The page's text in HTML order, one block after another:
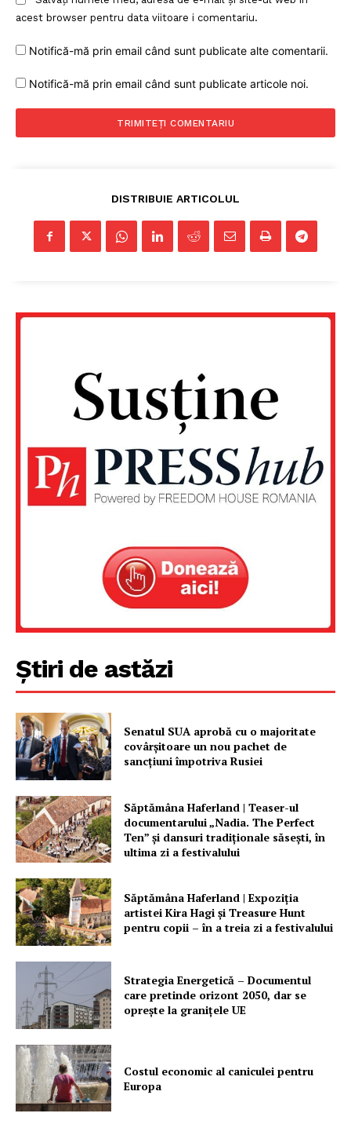
acest browser pentru data viitoare i comentariu.
Notifică-mă prin email când sunt publicate alte comentarii.
Notifică-mă prin email când sunt publicate articole noi.
DISTRIBUIE ARTICOLUL
Știri de astăzi
Senatul SUA aprobă cu o majoritate
covârșitoare un nou pachet de
sancțiuni împotriva Rusiei
Săptămâna Haferland | Teaser-ul
documentarului „Nadia. The Perfect
Ten” şi dansuri tradiţionale săseşti, în
ultima zi a festivalului
Săptămâna Haferland | Expoziţia
artistei Kira Hagi şi Treasure Hunt
pentru copii – în a treia zi a festivalului
Strategia Energetică – Documentul
care pretinde orizont 2050, dar se
oprește la granițele UE
Costul economic al caniculei pentru
Europa